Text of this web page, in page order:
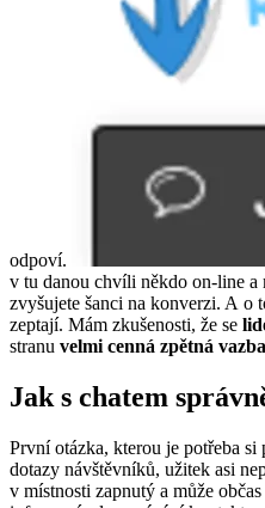
odpoví.
v tu danou chvíli někdo on-line a
zvyšujete šanci na konverzi. A o
zeptají. Mám zkušenosti, že se
stranu velmi cenná zpětná vazba
Jak s chatem
První otázka, kterou je potřeba si
dotazy návštěvníků, užitek asi
v místnosti zapnutý a může